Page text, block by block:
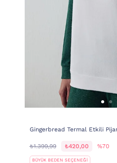
Gingerbread Termal Etkili
₺1.399,99 ₺420,00 %70
BÜYÜK BEDEN SEÇENEĞİ